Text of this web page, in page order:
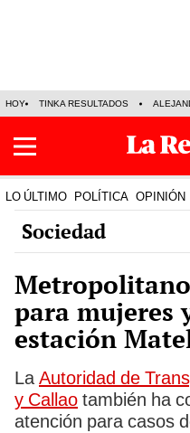
HOY TINKA RESULTADOS
LO ÚLTIMO POLÍTICA OPINIÓN
Sociedad
para mujeres
estación
La Autoridad de
y Callao también ha
atención para casos